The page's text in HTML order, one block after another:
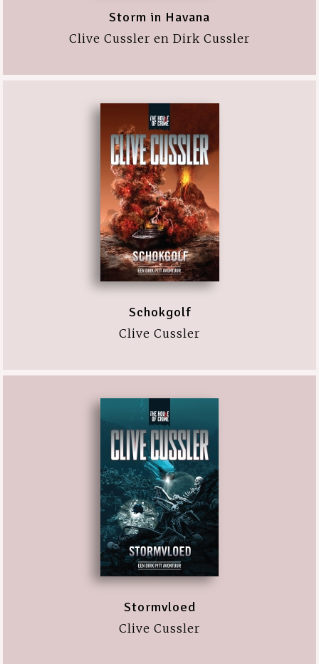
Storm in Havana
Clive Cussler en Dirk Cussler
Schokgolf
Clive Cussler
Stormvloed
Clive Cussler